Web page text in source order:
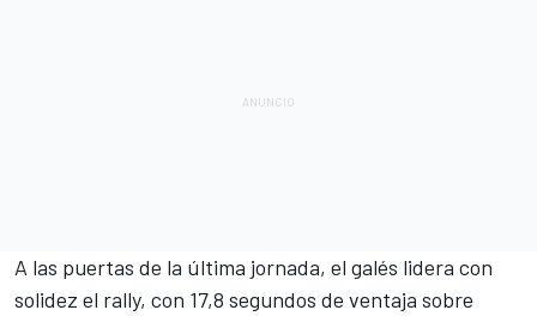
A las puertas de la última jornada, el galés lidera con
solidez el rally, con 17,8 segundos de ventaja sobre